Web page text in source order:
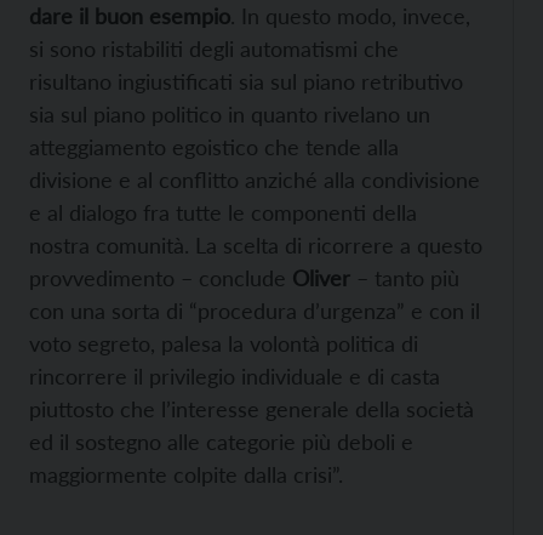
dare il buon esempio. In questo modo, invece,
si sono ristabiliti degli automatismi che
risultano ingiustificati sia sul piano retributivo
sia sul piano politico in quanto rivelano un
atteggiamento egoistico che tende alla
divisione e al conflitto anziché alla condivisione
e al dialogo fra tutte le componenti della
nostra comunità. La scelta di ricorrere a questo
provvedimento – conclude Oliver – tanto più
con una sorta di “procedura d’urgenza” e con il
voto segreto, palesa la volontà politica di
rincorrere il privilegio individuale e di casta
piuttosto che l’interesse generale della società
ed il sostegno alle categorie più deboli e
maggiormente colpite dalla crisi”.